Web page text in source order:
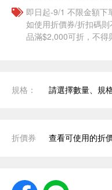
即日起-9/1 不限金額下
如使用折價券/折扣碼
品滿$2,000可折，不得
規格： 請選擇數量、規
折價券 查看可使用的折